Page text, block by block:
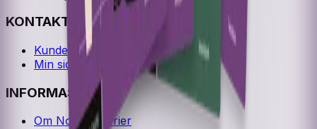
KONTAKT OSS
Kundeservice
Min side
INFORMASJON
Om Norske Serier